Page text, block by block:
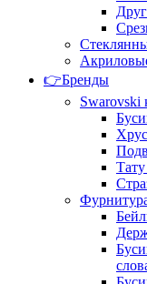
👉Бренды
Swarovski
Тату